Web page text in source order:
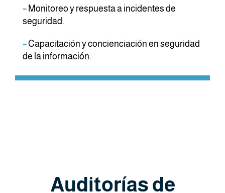
–Monitoreo y respuesta a incidentes de
seguridad.
–Capacitación y concienciación en seguridad
de la información.
Auditorías de